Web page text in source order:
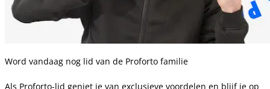
Word vandaag nog lid van de Proforto familie
Als Proforto-lid geniet je van exclusieve voordelen en blijf je op